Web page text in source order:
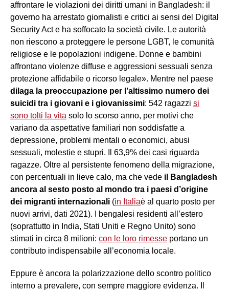
affrontare le violazioni dei diritti umani in Bangladesh: il
governo ha arrestato giornalisti e critici ai sensi del Digital
Security Act e ha soffocato la società civile. Le autorità
non riescono a proteggere le persone LGBT, le comunità
religiose e le popolazioni indigene. Donne e bambini
affrontano violenze diffuse e aggressioni sessuali senza
protezione affidabile o ricorso legale». Mentre nel paese
dilaga la preoccupazione per l’altissimo numero dei
suicidi tra i giovani e i giovanissimi: 542 ragazzi si
sono tolti la vita solo lo scorso anno, per motivi che
variano da aspettative familiari non soddisfatte a
depressione, problemi mentali o economici, abusi
sessuali, molestie e stupri. Il 63,9% dei casi riguarda
ragazze. Oltre al persistente fenomeno della migrazione,
con percentuali in lieve calo, ma che vede il Bangladesh
ancora al sesto posto al mondo tra i paesi d’origine
dei migranti internazionali (in Italiaè al quarto posto per
nuovi arrivi, dati 2021). I bengalesi residenti all’estero
(soprattutto in India, Stati Uniti e Regno Unito) sono
stimati in circa 8 milioni: con le loro rimesse portano un
contributo indispensabile all’economia locale.
Eppure è ancora la polarizzazione dello scontro politico
interno a prevalere, con sempre maggiore evidenza. Il